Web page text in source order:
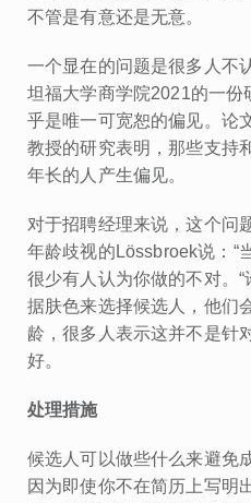
不管是有意还是无意。
一个显在的问题是很多人不
坦福大学商学院2021的一份
乎是唯一可宽恕的偏见。论
教授的研究表明，那些支持
年长的人产生偏见。
对于招聘经理来说，这个问
年龄歧视的Lössbroek说：“
很少有人认为你做的不对。
据肤色来选择候选人，他们
龄，很多人表示这并不是针
好。
处理措施
候选人可以做些什么来避免
因为即使你不在简历上写明